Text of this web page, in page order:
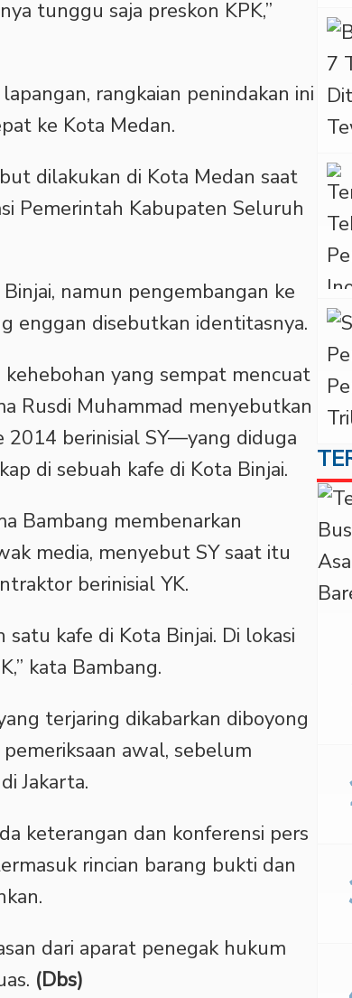
tunggu saja preskon KPK,”
rangkaian penindakan ini
ke Kota Medan.
dilakukan di Kota Medan saat
Pemerintah Kabupaten Seluruh
namun pengembangan ke
enggan disebutkan identitasnya.
yang sempat mencuat
Rusdi Muhammad menyebutkan
berinisial SY—yang diduga
di sebuah kafe di Kota Binjai.
Bambang membenarkan
media, menyebut SY saat itu
berinisial YK.
kafe di Kota Binjai. Di lokasi
kata Bambang.
terjaring dikabarkan diboyong
awal, sebelum
Jakarta.
keterangan dan konferensi pers
rincian barang bukti dan
dari aparat penegak hukum
(Dbs)